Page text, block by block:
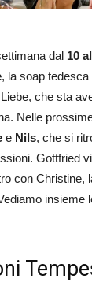
dal 10
, la soap
, che sta
Nelle
e Nils, che si
Gottfried
con Christine,
insieme